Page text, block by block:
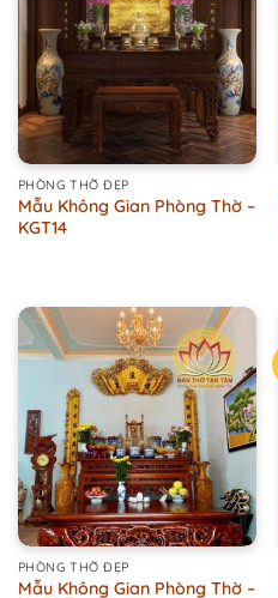
PHÒNG THỜ ĐẸP
Mẫu Không Gian Phòng Thờ –
KGT14
PHÒNG THỜ ĐẸP
Mẫu Không Gian Phòng Thờ –